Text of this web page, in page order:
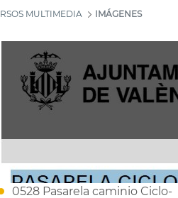
MULTIMEDIA IMÁGENES
0528 Pasarela caminio Ciclo-